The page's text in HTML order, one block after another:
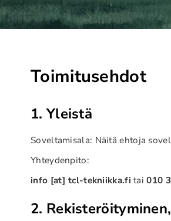
Toimitusehdot
1. Yleistä
Soveltamisala: Näitä ehtoja
Yhteydenpito:
info [at] tcl-tekniikka.fi tai010
2.